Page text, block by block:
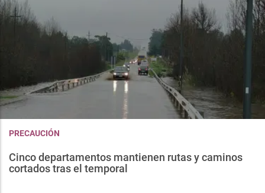
PRECAUCIÓN
Cinco departamentos mantienen rutas y caminos
cortados tras el temporal